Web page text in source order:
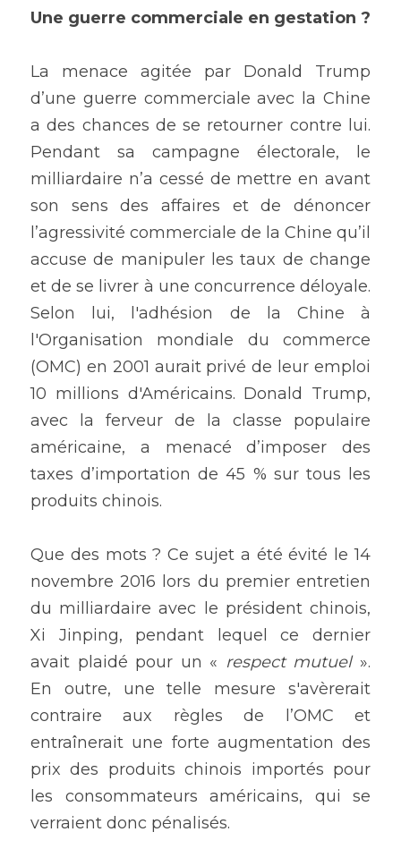
Une guerre commerciale en gestation ?
La menace agitée par Donald Trump
d’une guerre commerciale avec la Chine
a des chances de se retourner contre lui.
Pendant sa campagne électorale, le
milliardaire n’a cessé de mettre en avant
son sens des affaires et de dénoncer
l’agressivité commerciale de la Chine qu’il
accuse de manipuler les taux de change
et de se livrer à une concurrence déloyale.
Selon lui, l'adhésion de la Chine à
l'Organisation mondiale du commerce
(OMC) en 2001 aurait privé de leur emploi
10 millions d'Américains. Donald Trump,
avec la ferveur de la classe populaire
américaine, a menacé d’imposer des
taxes d’importation de 45 % sur tous les
produits chinois.
Que des mots ? Ce sujet a été évité le 14
novembre 2016 lors du premier entretien
du milliardaire avec le président chinois,
Xi Jinping, pendant lequel ce dernier
avait plaidé pour un « respect mutuel ».
En outre, une telle mesure s'avèrerait
contraire aux règles de l’OMC et
entraînerait une forte augmentation des
prix des produits chinois importés pour
les consommateurs américains, qui se
verraient donc pénalisés.